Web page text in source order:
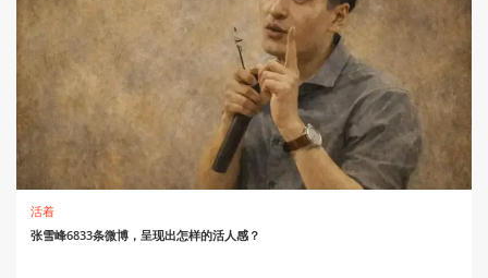
活着
张雪峰6833条微博，呈现出怎样的活人感？